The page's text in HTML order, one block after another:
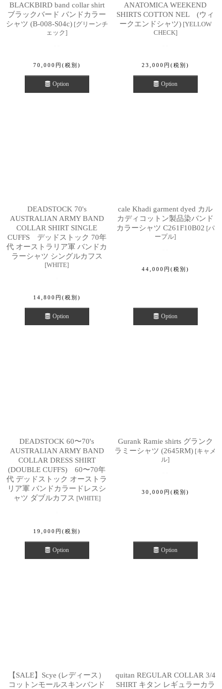
BLACKBIRD band collar shirt
ブラックバード バンドカラー
シャツ (B-008-S04c) [グリーンチ
ェック]
70,000 円 (税別)
Option
ANATOMICA WEEKEND
SHIRTS COTTON NEL (ウィ
ークエンドシャツ) [YELLOW
CHECK]
23,000 円 (税別)
Option
DEADSTOCK 70's
AUSTRALIAN ARMY BAND
COLLAR SHIRT SINGLE
CUFFS デッドストック 70年
代 オーストラリア軍 バンドカ
ラーシャツ シングルカフス
[WHITE]
14,800 円 (税別)
Option
cale Khadi garment dyed カル
カディコットン製品染バンド
カラーシャツ C261F10B02 [パ
ープル]
44,000 円 (税別)
Option
DEADSTOCK 60〜70's
AUSTRALIAN ARMY BAND
COLLAR DRESS SHIRT
(DOUBLE CUFFS) 60〜70年
代 デッドストック オーストラ
リア軍 バンドカラードレスシ
ャツ ダブルカフス [WHITE]
19,000 円 (税別)
Option
Gurank Ramie shirts グランク
ラミーシャツ (2645RM) [キャメ
ル]
30,000 円 (税別)
Option
【SALE】Scye (レディース）
コットンモールスキンバンド
quitan REGULAR COLLAR 3/4
SHIRT キタン レギュラーカラ